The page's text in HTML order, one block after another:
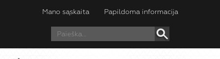
Mano sąskaita Papildoma informacija